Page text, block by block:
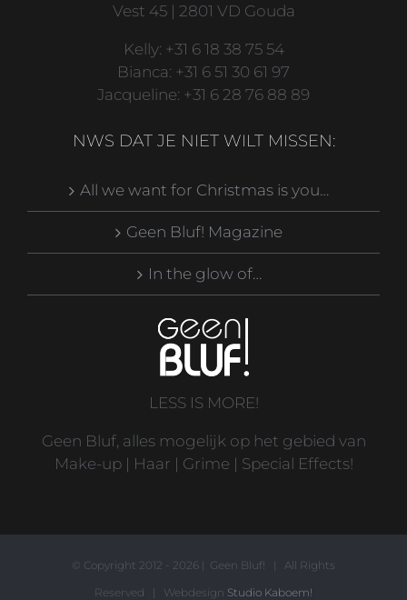
Vest 45 | 2801 VD Gouda
Kelly: +31 6 18 38 75 54
Bianca: +31 6 51 30 61 97
Jacqueline: +31 6 28 76 88 89
NWS DAT JE NIET WILT MISSEN:
All we want for Christmas is you…
Geen Bluf! Magazine
In the glow of…
LESS IS MORE!
Geen Bluf, alles mogelijk op het gebied van
Make-up | Haar | Grime | Special Effects!
© Copyright 2012 -
2026 | Geen Bluf! | All Rights
Reserved | Webdesign Studio Kaboem!